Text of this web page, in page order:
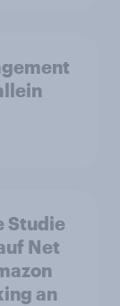
Studie
Net
an